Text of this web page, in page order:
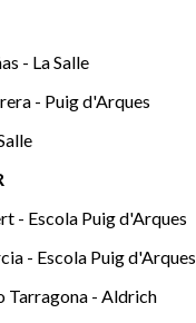
- La Salle
- Puig d'Arques
- Escola Puig d'Arques
- Escola Puig d'Arques
Tarragona - Aldrich